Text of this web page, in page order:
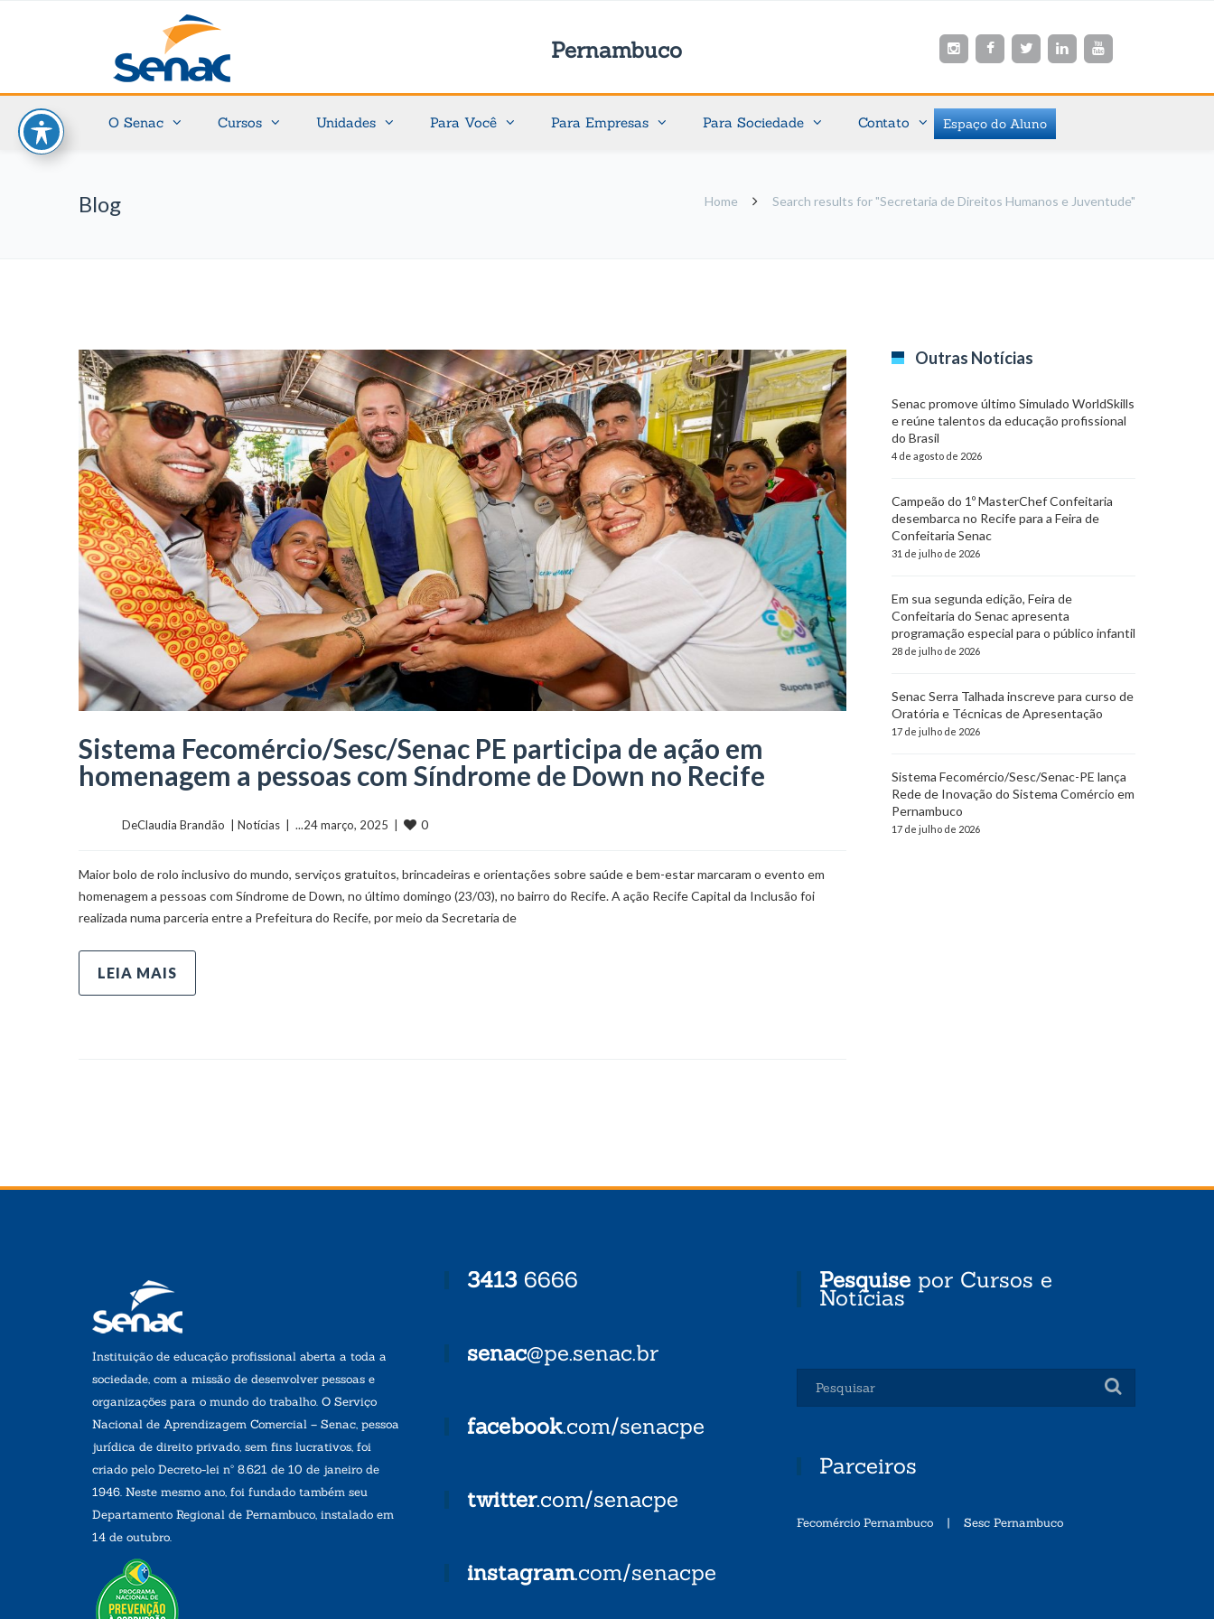
Pernambuco
O Senac Cursos Unidades Para Você Para Empresas Para Sociedade Contato Espaço do Aluno
Blog Home Search results for "Secretaria de Direitos Humanos e Juventude"
Sistema Fecomércio/Sesc/Senac PE participa de ação em
homenagem a pessoas com Síndrome de Down no Recife
	    	DeClaudia Brandão  |
Notícias
  |  ...24 março, 2025  |
0
Maior bolo de rolo inclusivo do mundo, serviços gratuitos, brincadeiras e orientações sobre saúde e bem-estar marcaram o evento em
homenagem a pessoas com Síndrome de Down, no último domingo (23/03), no bairro do Recife. A ação Recife Capital da Inclusão foi
realizada numa parceria entre a Prefeitura do Recife, por meio da Secretaria de
LEIA MAIS
Outras Notícias
Senac promove último Simulado WorldSkills
e reúne talentos da educação profissional
do Brasil
4 de agosto de 2026
Campeão do 1º MasterChef Confeitaria
desembarca no Recife para a Feira de
Confeitaria Senac
31 de julho de 2026
Em sua segunda edição, Feira de
Confeitaria do Senac apresenta
programação especial para o público infantil
28 de julho de 2026
Senac Serra Talhada inscreve para curso de
Oratória e Técnicas de Apresentação
17 de julho de 2026
Sistema Fecomércio/Sesc/Senac-PE lança
Rede de Inovação do Sistema Comércio em
Pernambuco
17 de julho de 2026
Instituição de educação profissional aberta a toda a
sociedade, com a missão de desenvolver pessoas e
organizações para o mundo do trabalho. O Serviço
Nacional de Aprendizagem Comercial – Senac, pessoa
jurídica de direito privado, sem fins lucrativos, foi
criado pelo Decreto-lei nº 8.621 de 10 de janeiro de
1946. Neste mesmo ano, foi fundado também seu
Departamento Regional de Pernambuco, instalado em
14 de outubro.
34136666
senac@pe.senac.br
facebook.com/senacpe
twitter.com/senacpe
instagram.com/senacpe
Pesquise por Cursos e
Notícias
Parceiros
Fecomércio Pernambuco | Sesc Pernambuco